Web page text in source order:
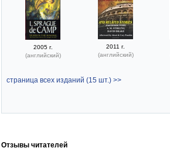
2005 г.
(английский)
2011 г.
(английский)
страница всех изданий (15 шт.) >>
Отзывы читателей